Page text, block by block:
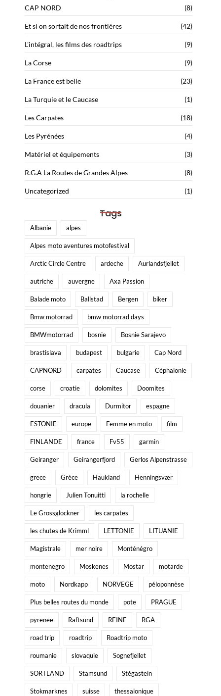
CAP NORD (8)
Et si on sortait de nos frontières (42)
L'intégral, les films des roadtrips (9)
La Corse (9)
La France est belle (23)
La Turquie et le Caucase (1)
Les Carpates (18)
Les Pyrénées (4)
Matériel et équipements (3)
R.G.A La Routes de Grandes Alpes (8)
Uncategorized (1)
Tags
Albanie alpes
Alpes moto aventures motofestival
Arctic Circle Centre ardeche Aurlandsfjellet
autriche auvergne Axa Passion
Balade moto Ballstad Bergen biker
Bmw motorrad bmw motorrad days
BMWmotorrad bosnie Bosnie Sarajevo
brastislava budapest bulgarie Cap Nord
CAPNORD carpates Caucase Céphalonie
corse croatie dolomites Doomites
douanier dracula Durmitor espagne
ESTONIE europe Femme en moto film
FINLANDE france Fv55 garmin
Geiranger Geirangerfjord Gerlos Alpenstrasse
grece Grèce Haukland Henningsvær
hongrie Julien Tonuitti la rochelle
Le Grossglockner les carpates
les chutes de Krimml LETTONIE LITUANIE
Magistrale mer noire Monténégro
montenegro Moskenes Mostar motarde
moto Nordkapp NORVEGE péloponnèse
Plus belles routes du monde pote PRAGUE
pyrenee Raftsund REINE RGA
road trip roadtrip Roadtrip moto
roumanie slovaquie Sognefjellet
SORTLAND Stamsund Stégastein
Stokmarknes suisse thessalonique